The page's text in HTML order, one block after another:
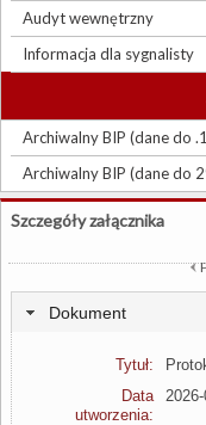
Audyt wewnętrzny
Informacja dla sygnalisty
Archiwalny BIP (dane do
Archiwalny BIP (dane do
Szczegóły załącznika
Dokument
Tytuł:
Data
utworzenia: